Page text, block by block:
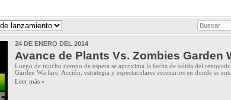
24 DE ENERO DEL 2014
Avance de Plants Vs. Zombies Garden
Luego de mucho tiempo de espera se aproxima la fecha de salida del
Garden Warfare. Acción, estrategia y espectaculares escenarios en donde se
Leer más »